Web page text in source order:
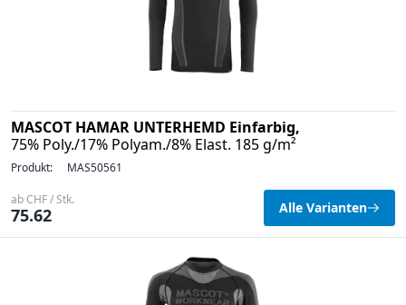
MASCOT HAMAR UNTERHEMD Einfarbig,
75% Poly./17% Polyam./8% Elast. 185 g/m²
Produkt: MAS50561
ab CHF / Stk.
75.62 Alle Varianten